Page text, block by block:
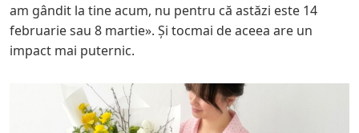
am gândit la tine acum, nu pentru că astăzi este 14
februarie sau 8 martie». Și tocmai de aceea are un
impact mai puternic.